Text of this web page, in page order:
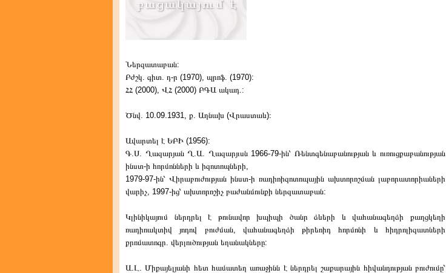
Ներզատաբան:
Բժշկ. գիտ. դ-ր (1970), պրոֆ. (1970):
ՀՀ (2000), ՎՀ (2000) ԲԳԱ ակադ.:
Ծնվ. 10.09.1931, ք. Աղնախ (Վրաստաև)։
Ավարտել է ԵԲԻ (1956):
Գ.Ս. Ղազարյան Ղ.Ա. Ղազարյւսն 1966-79-ին՝ Ռենտգենաբանության և ուռուցքաբանության
ինստ-ի հորմոնների և իզոտոպների,
1979-97-ին՝ Վիրաբուժության ինստ-ի ռադիոիզոտոպային ախտորոշման լաբորատորիաների
վարիչ, 1997-ից՝ ախտորոշիչ բաժանմունքի ներզատաբան:
Կլինիկայում ներդրել է թունավոր խպիպի ծանր ձևերի և վահանագեղձի քաղցկեղի
ռադիոակտիվ յոդով բուժման, վահանագեղձի թիրեոիդ հորմոնի և հիդրոլիզատների
քրոմատոգր. վերլուծության եղանակները:
Ա.Լ. Միքայելյանի հետ համատեղ առաջինն է ներդրել շաքարային հիվանդության բուժումը՝